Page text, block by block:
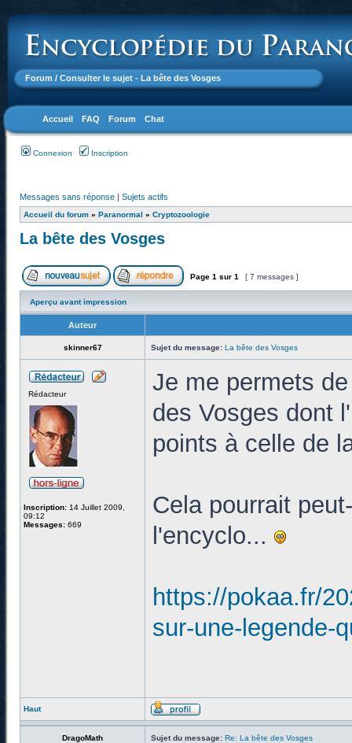
Forum / Consulter le sujet - La bête des Vosges
Accueil FAQ Forum Chat
Connexion Inscription
Messages sans réponse | Sujets actifs
Accueil du forum » Paranormal » Cryptozoologie
La bête des Vosges
Page 1 sur 1 [ 7 messages ]
Aperçu avant impression
Auteur
skinner67 Sujet du message: La bête des Vosges
Rédacteur
Inscription: 14 Juillet 2009,
09:12
Messages: 669
Je me permets
des Vosges dont
points à celle de
Cela pourrait
l'encyclo...
https://pokaa.fr/
sur-une-legende-
Haut
DragoMath Sujet du message: Re: La bête des Vosges